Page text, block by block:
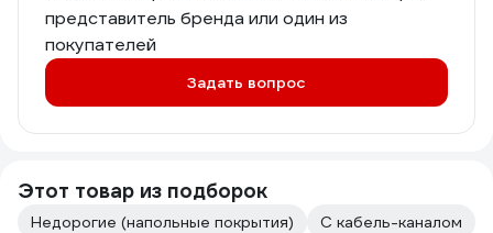
представитель бренда или один из
покупателей
Задать вопрос
Этот товар из подборок
Недорогие (напольные покрытия)
С кабель-каналом